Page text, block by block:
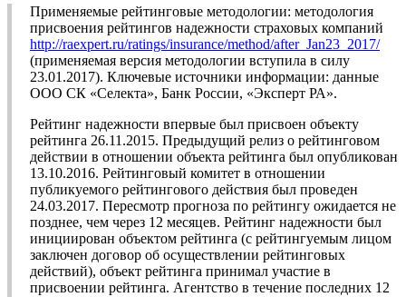
Применяемые рейтинговые методологии: методология
присвоения рейтингов надежности страховых компаний
http://raexpert.ru/ratings/insurance/method/after_Jan23_2017/
(применяемая версия методологии вступила в силу
23.01.2017). Ключевые источники информации: данные
ООО СК «Селекта», Банк России, «Эксперт РА».
Рейтинг надежности впервые был присвоен объекту
рейтинга 26.11.2015. Предыдущий релиз о рейтинговом
действии в отношении объекта рейтинга был опубликован
13.10.2016. Рейтинговый комитет в отношении
публикуемого рейтингового действия был проведен
24.03.2017. Пересмотр прогноза по рейтингу ожидается не
позднее, чем через 12 месяцев. Рейтинг надежности был
инициирован объектом рейтинга (с рейтингуемым лицом
заключен договор об осуществлении рейтинговых
действий), объект рейтинга принимал участие в
присвоении рейтинга. Агентство в течение последних 12